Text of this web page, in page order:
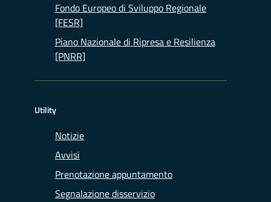
Fondo Europeo di Sviluppo Regionale
[FESR]
Piano Nazionale di Ripresa e Resilienza
[PNRR]
Utility
Notizie
Avvisi
Prenotazione appuntamento
Segnalazione disservizio